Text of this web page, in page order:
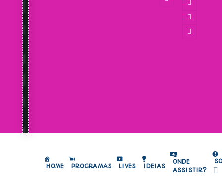
HOME PROGRAMAS LIVES IDEIAS
ONDE
ASSISTIR?